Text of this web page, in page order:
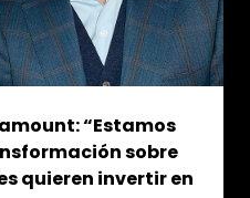
“Estamos
sobre
quieren invertir en